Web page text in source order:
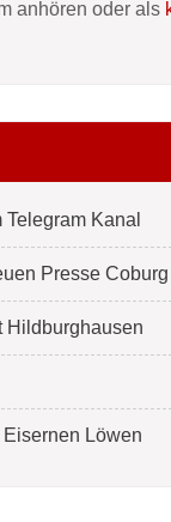
anhören oder als
Kanal
Presse
Hildburghausen
Löwen